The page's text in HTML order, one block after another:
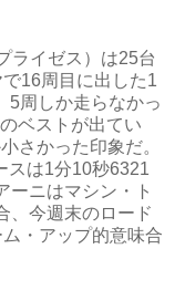
ライゼス）は25台
16周目に出した1
5周しか走らなかっ
ベストが出てい
さかった印象だ。
スは1分10秒6321
ーニはマシン・ト
、今週末のロード
・アップ的意味合